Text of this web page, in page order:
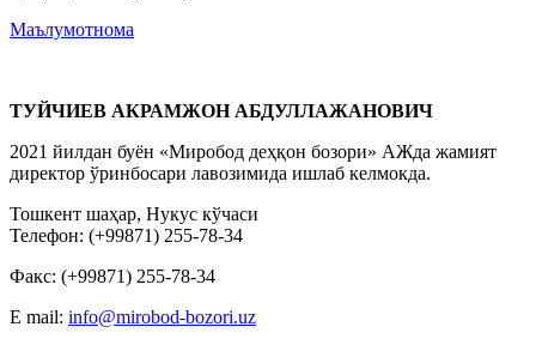
Маълумотнома
ТУЙЧИЕВ АКРАМЖОН АБДУЛЛАЖАНОВИЧ
2021 йилдан буён «Миробод деҳқон бозори» АЖда жамият
директор ўринбосари лавозимида ишлаб келмокда.
Тошкент шаҳар, Нукус кўчаси
Телефон: (+99871) 255-78-34
Факс: (+99871) 255-78-34
E mail: info@mirobod-bozori.uz